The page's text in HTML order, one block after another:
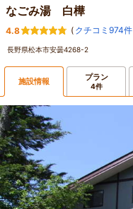
なごみ湯 白樺
4.8 ( クチコミ974件
長野県松本市安曇4268-2
施設情報 プラン
4件